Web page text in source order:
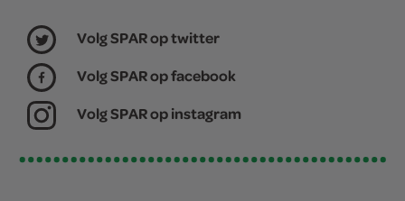
Volg SPAR op twitter
Volg SPAR op facebook
Volg SPAR op instagram